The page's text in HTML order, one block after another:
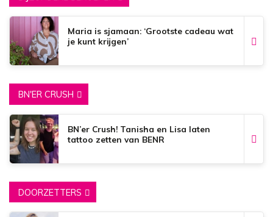
Maria is sjamaan: ‘Grootste cadeau wat
je kunt krijgen’
BN'ER CRUSH
BN’er Crush! Tanisha en Lisa laten
tattoo zetten van BENR
DOORZETTERS